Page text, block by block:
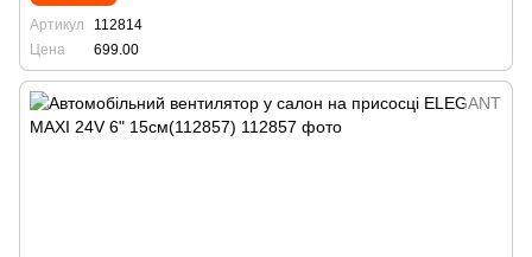
Артикул
112814
Цена
699.00